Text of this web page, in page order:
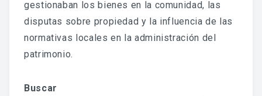
Vídeos De Jornadas De Historia Local
Memorias Vivas
gestionaban los bienes en la comunidad, las
disputas sobre propiedad y la influencia de las
normativas locales en la administración del
patrimonio.
Buscar